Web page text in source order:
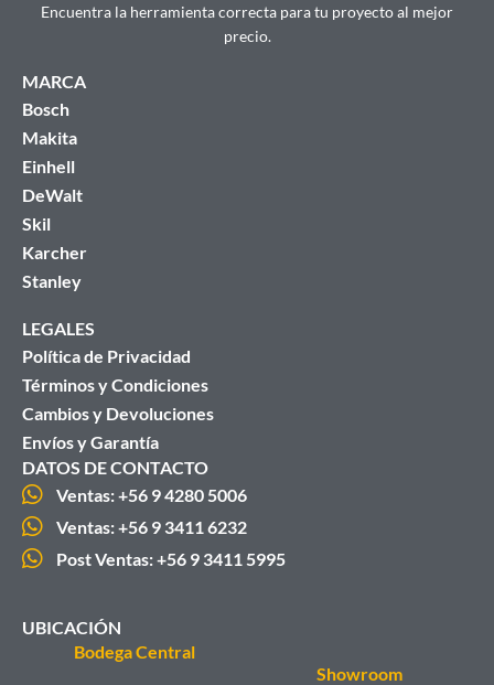
Encuentra la herramienta correcta para tu proyecto al mejor
precio.
MARCA
Bosch
Makita
Einhell
DeWalt
Skil
Karcher
Stanley
LEGALES
Política de Privacidad
Términos y Condiciones
Cambios y Devoluciones
Envíos y Garantía
DATOS DE CONTACTO
Ventas: +56 9 4280 5006
Ventas: +56 9 3411 6232
Post Ventas: +56 9 3411 5995
UBICACIÓN
Bodega Central
Showroom